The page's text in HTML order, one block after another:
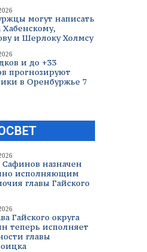
могут написать
и Шерлоку Холмсу
и до +33
прогнозируют
в Оренбуржье 7
Сафинов назначен
исполняющим
главы Гайского
Гайского округа
теперь исполняет
главы